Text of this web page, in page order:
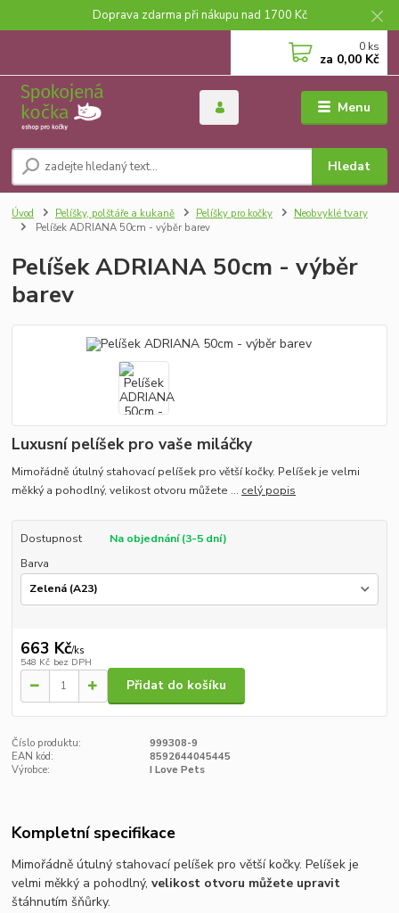
Doprava zdarma při nákupu nad 1700 Kč
Menu
Hledat
0 ks
za 0,00 Kč
Úvod Pelíšky, polštáře a kukaně Pelíšky pro kočky
Neobvyklé tvary
Pelíšek ADRIANA 50cm - výběr barev
Pelíšek ADRIANA 50cm - výběr
barev
Luxusní pelíšek pro vaše miláčky
Mimořádně útulný stahovací pelíšek pro větší kočky. Pelíšek je velmi
měkký a pohodlný, velikost otvoru můžete ... celý popis
Dostupnost
Na objednání (3-5 dní)
Barva
663 Kč/ks
548 Kč bez DPH
Přidat do košíku
Číslo produktu:
999308-9
EAN kód:
8592644045445
Výrobce:
I Love Pets
Kompletní specifikace
Mimořádně útulný stahovací pelíšek pro větší kočky. Pelíšek je
velmi měkký a pohodlný,velikost otvoru můžete upravit
štáhnutím šňůrky.